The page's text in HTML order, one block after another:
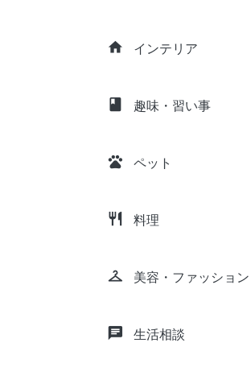
home インテリア
class 趣味・習い事
pets ペット
restaurant 料理
checkroom 美容・ファッション
chat 生活相談